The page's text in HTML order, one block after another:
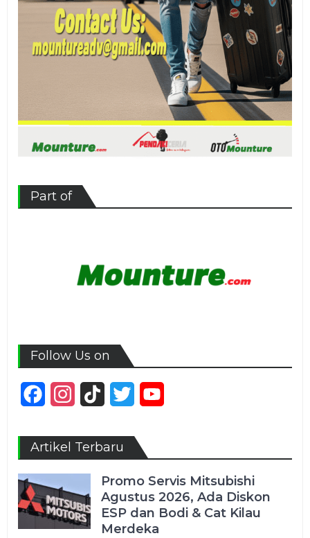
Part of
Follow Us on
FacebookInstagram
TikTok Twitter
Artikel Terbaru
Promo Servis Mitsubishi
Agustus 2026, Ada Diskon
ESP dan Bodi & Cat Kilau
Merdeka